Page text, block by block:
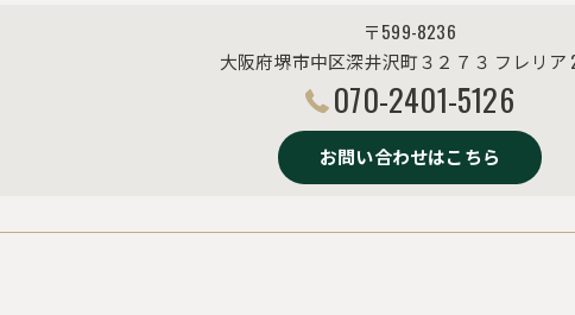
〒599-8236
大阪府堺市中区深井沢町３２７３ フレリア
070-2401-5126
お問い合わせはこちら